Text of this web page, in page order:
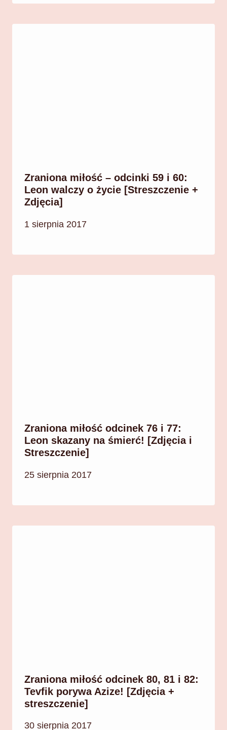
Zraniona miłość – odcinki 59 i 60:
Leon walczy o życie [Streszczenie +
Zdjęcia]
1 sierpnia 2017
Zraniona miłość odcinek 76 i 77:
Leon skazany na śmierć! [Zdjęcia i
Streszczenie]
25 sierpnia 2017
Zraniona miłość odcinek 80, 81 i 82:
Tevfik porywa Azize! [Zdjęcia +
streszczenie]
30 sierpnia 2017